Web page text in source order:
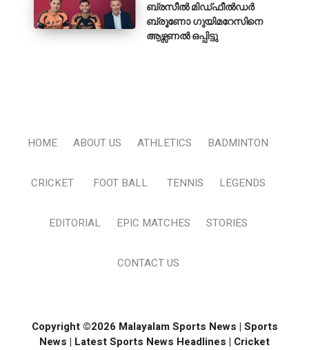
ബ്രസീൽ മിഡ്ഫീൽഡർ
ബ്രൂണോ ഗുയിമറേസിനെ
ആഴ്സണൽ ഒപ്പിട്ടു
HOME ABOUT US ATHLETICS BADMINTON
CRICKET FOOT BALL TENNIS LEGENDS
EDITORIAL EPIC MATCHES STORIES
CONTACT US
Copyright ©2026 Malayalam Sports News | Sports
News | Latest Sports News Headlines | Cricket